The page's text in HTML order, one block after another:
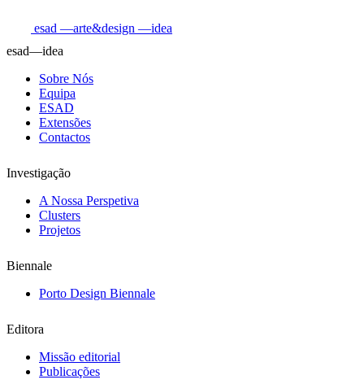
esad —arte&design —idea
esad—idea
Sobre Nós
Equipa
ESAD
Extensões
Contactos
Investigação
A Nossa Perspetiva
Clusters
Projetos
Biennale
Porto Design Biennale
Editora
Missão editorial
Publicações